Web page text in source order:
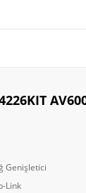
Genişletici
Link